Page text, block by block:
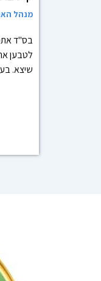
מנהל
בס"ד
לטבען
שיצא.